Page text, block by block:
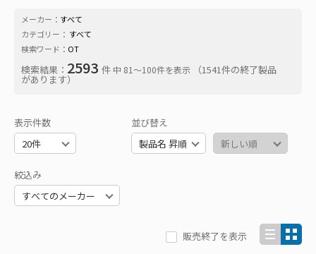
メーカー： すべて
カテゴリー： すべて
検索ワード： OT
検索結果： 2593 件 中 81〜100件を表示 （1541件の終了製品
があります）
表示件数 並び替え
絞込み
販売終了を表示